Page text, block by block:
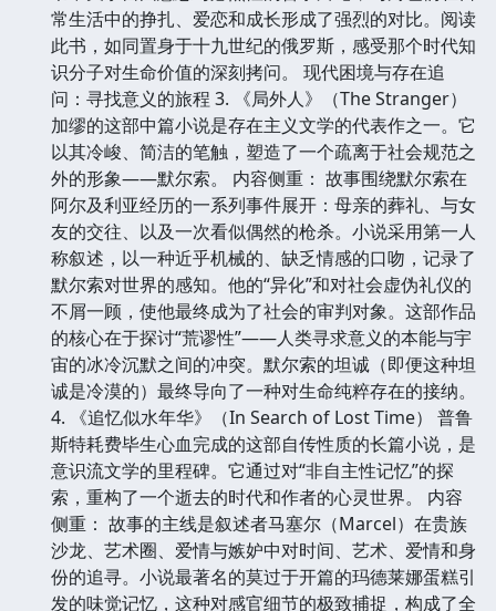
常生活中的挣扎、爱恋和成长形成了强烈的对比。阅读
此书，如同置身于十九世纪的俄罗斯，感受那个时代知
识分子对生命价值的深刻拷问。 现代困境与存在追
问：寻找意义的旅程 3. 《局外人》（The Stranger）
加缪的这部中篇小说是存在主义文学的代表作之一。它
以其冷峻、简洁的笔触，塑造了一个疏离于社会规范之
外的形象——默尔索。 内容侧重： 故事围绕默尔索在
阿尔及利亚经历的一系列事件展开：母亲的葬礼、与女
友的交往、以及一次看似偶然的枪杀。小说采用第一人
称叙述，以一种近乎机械的、缺乏情感的口吻，记录了
默尔索对世界的感知。他的“异化”和对社会虚伪礼仪的
不屑一顾，使他最终成为了社会的审判对象。这部作品
的核心在于探讨“荒谬性”——人类寻求意义的本能与宇
宙的冰冷沉默之间的冲突。默尔索的坦诚（即便这种坦
诚是冷漠的）最终导向了一种对生命纯粹存在的接纳。
4. 《追忆似水年华》（In Search of Lost Time） 普鲁
斯特耗费毕生心血完成的这部自传性质的长篇小说，是
意识流文学的里程碑。它通过对“非自主性记忆”的探
索，重构了一个逝去的时代和作者的心灵世界。 内容
侧重： 故事的主线是叙述者马塞尔（Marcel）在贵族
沙龙、艺术圈、爱情与嫉妒中对时间、艺术、爱情和身
份的追寻。小说最著名的莫过于开篇的玛德莱娜蛋糕引
发的味觉记忆，这种对感官细节的极致捕捉，构成了全